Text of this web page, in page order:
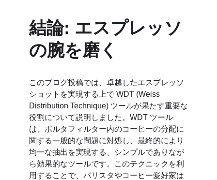
結論: エスプレッソ
の腕を磨く
このブログ投稿では、卓越したエスプレッソ
ショットを実現する上で WDT (Weiss
Distribution Technique) ツールが果たす重要な
役割について説明しました。WDT ツール
は、ポルタフィルター内のコーヒーの分配に
関する一般的な問題に対処し、最終的により
均一な抽出を実現する、シンプルでありなが
ら効果的なツールです。このテクニックを利
用することで、バリスタやコーヒー愛好家は